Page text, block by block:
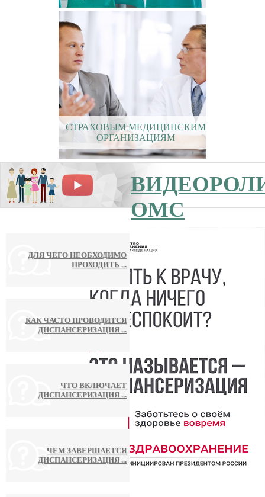
*подготовлено с использованием
СТРАХОВЫМ МЕДИЦИНСКИМ
ОРГАНИЗАЦИЯМ
ОМС
ДЛЯ ЧЕГО НЕОБХОДИМО
ПРОХОДИТЬ ...
КАК ЧАСТО ПРОВОДИТСЯ
ДИСПАНСЕРИЗАЦИЯ ...
ЧТО ВКЛЮЧАЕТ
ДИСПАНСЕРИЗАЦИЯ ...
ЧЕМ ЗАВЕРШАЕТСЯ
ДИСПАНСЕРИЗАЦИЯ ...